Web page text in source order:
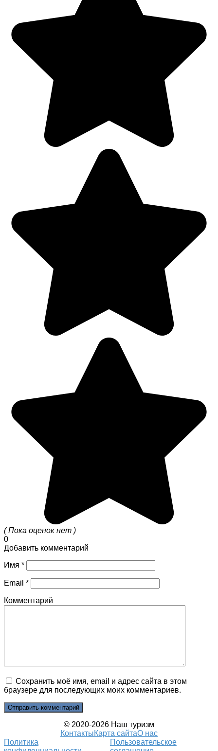
( Пока оценок нет )
0
Добавить комментарий
Имя *
Email *
Комментарий
Сохранить моё имя, email и адрес сайта в этом
браузере для последующих моих комментариев.
© 2020-2026 Наш туризм
КонтактыКарта сайтаО нас
Политика
Пользовательское